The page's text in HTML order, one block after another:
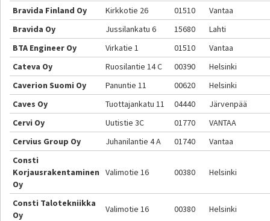
Bravida Finland Oy Kirkkotie 26 01510
Vantaa
Bravida Oy
Jussilankatu 6 15680
Lahti
BTA Engineer Oy
Virkatie 1 01510
Vantaa
Cateva Oy
Ruosilantie 14 C 00390
Helsinki
Caverion Suomi Oy
Panuntie 11 00620
Helsinki
Caves Oy
Tuottajankatu 11 04440
Järvenpää
Cervi Oy
Uutistie 3C 01770
VANTAA
Cervius Group Oy
Juhanilantie 4 A 01740
Vantaa
Consti
Korjausrakentaminen
Oy
Valimotie 16 00380 Helsinki
Consti Talotekniikka
Oy
Valimotie 16 00380 Helsinki